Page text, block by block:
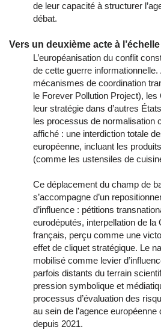
de leur capacité à structurer
débat.
Vers un deuxième acte à
L’européanisation du conflit
de cette guerre
mécanismes de coordination
le Forever Pollution Project),
leur stratégie dans d’autres
les processus de normalisation
affiché : une interdiction totale
européenne, incluant les
(comme les ustensiles de
Ce déplacement du champ de
s’accompagne d’un
d’influence : pétitions
eurodéputés, interpellation de
français, perçu comme une
effet de cliquet stratégique. Le
mobilisé comme levier
parfois distants du terrain
pression symbolique et
processus d’évaluation des
au sein de l’agence
depuis 2021.